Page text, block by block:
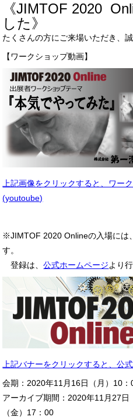
《JIMTOF 2020
した》
たくさんの方にご来場いただき、
【ワークショップ動画】
上記画像をクリックすると、ワー
(youtoube)
※JIMTOF 2020 Onlineの入場には
す。
登録は、公式ホームページより
上記バナーをクリックすると、公
会期：2020年11月16日（月）10
アーカイブ期間：2020年11月27
（金）17：00